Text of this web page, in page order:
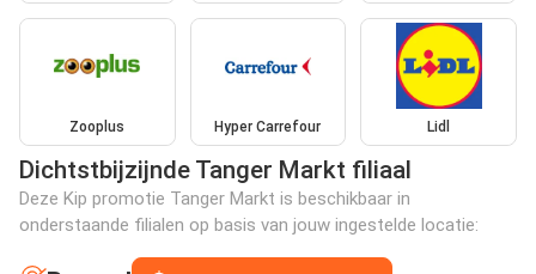
Zooplus Hyper Carrefour Lidl
Dichtstbijzijnde Tanger Markt filiaal
Deze Kip promotie Tanger Markt is beschikbaar in
onderstaande filialen op basis van jouw ingestelde locatie: